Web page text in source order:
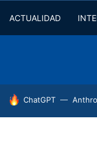
ACTUALIDAD
HOY SE HABLA DE
ChatGPT